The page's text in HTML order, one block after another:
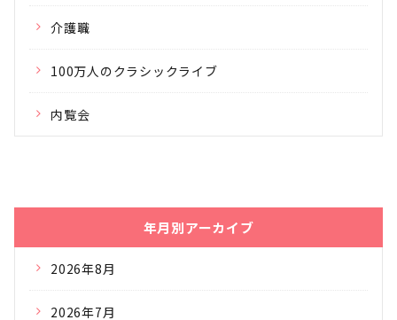
介護職
100万人のクラシックライブ
内覧会
年月別アーカイブ
2026年8月
2026年7月